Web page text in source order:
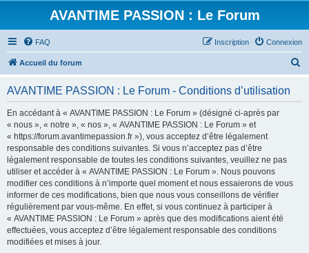
AVANTIME PASSION : Le Forum
FAQ Connexion
Inscription
Accueil du forum
AVANTIME PASSION : Le Forum - Conditions d’utilisation
En accédant à « AVANTIME PASSION : Le Forum » (désigné ci-après par
« nous », « notre », « nos », « AVANTIME PASSION : Le Forum » et
« https://forum.avantimepassion.fr »), vous acceptez d’être légalement
responsable des conditions suivantes. Si vous n’acceptez pas d’être
légalement responsable de toutes les conditions suivantes, veuillez ne pas
utiliser et accéder à « AVANTIME PASSION : Le Forum ». Nous pouvons
modifier ces conditions à n’importe quel moment et nous essaierons de vous
informer de ces modifications, bien que nous vous conseillons de vérifier
régulièrement par vous-même. En effet, si vous continuez à participer à
« AVANTIME PASSION : Le Forum » après que des modifications aient été
effectuées, vous acceptez d’être légalement responsable des conditions
modifiées et mises à jour.